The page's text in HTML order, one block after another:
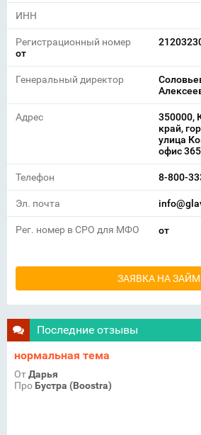
ИНН
Регистрационный номер
от
Генеральный директор
Адрес
350000,
край,
улица
офис
Телефон 8-800-
Эл. почта
Рег. номер в СРО для МФО от
ЗАЯВКА НА ЗАЙМ
Последние отзывы
нормальная тема
ОтДарья
Про Бустра (Boostra)